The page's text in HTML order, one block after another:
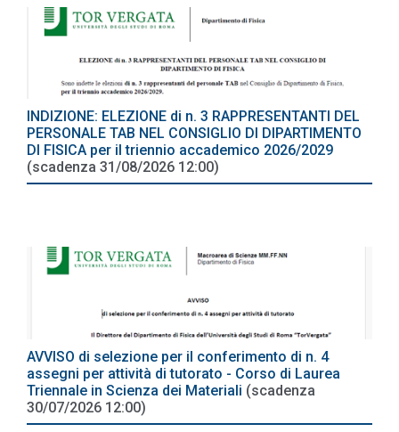
INDIZIONE: ELEZIONE di n. 3 RAPPRESENTANTI DEL
PERSONALE TAB NEL CONSIGLIO DI DIPARTIMENTO
DI FISICA per il triennio accademico 2026/2029
(scadenza 31/08/2026 12:00)
AVVISO di selezione per il conferimento di n. 4
assegni per attività di tutorato - Corso di Laurea
Triennale in Scienza dei Materiali (scadenza
30/07/2026 12:00)